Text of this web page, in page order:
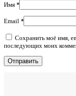
Имя *
Email *
Сохранить моё имя,
последующих моих